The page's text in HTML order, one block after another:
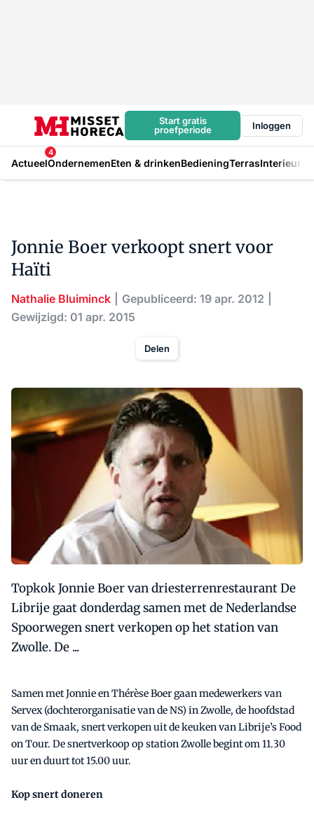
Start gratis
proefperiode
Inloggen
Actueel
4
OndernemenEten & drinkenBedieningTerrasInterieur
Jonnie Boer verkoopt snert voor
Haïti
Nathalie Bluiminck
Gepubliceerd: 19 apr. 2012
Gewijzigd: 01 apr. 2015
Delen
Topkok Jonnie Boer van driesterrenrestaurant De
Librije gaat donderdag samen met de Nederlandse
Spoorwegen snert verkopen op het station van
Zwolle. De ...
Samen met Jonnie en Thérèse Boer gaan medewerkers van
Servex (dochterorganisatie van de NS) in Zwolle, de hoofdstad
van de Smaak, snert verkopen uit de keuken van Librije’s Food
on Tour. De snertverkoop op station Zwolle begint om 11.30
uur en duurt tot 15.00 uur.
Kop snert doneren